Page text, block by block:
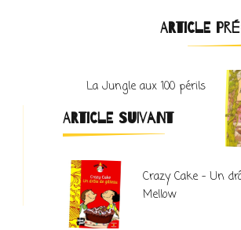
Navigation
d'article
ARTICLE
La Jungle aux 100 périls
ARTICLE SUIVANT
Crazy Cake – Un
Mellow